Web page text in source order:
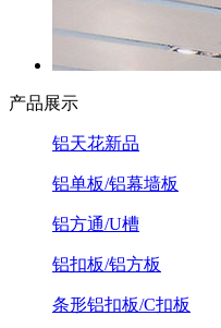
产品展示
铝天花新品
铝单板/铝幕墙板
铝方通/U槽
铝扣板/铝方板
条形铝扣板/C扣板